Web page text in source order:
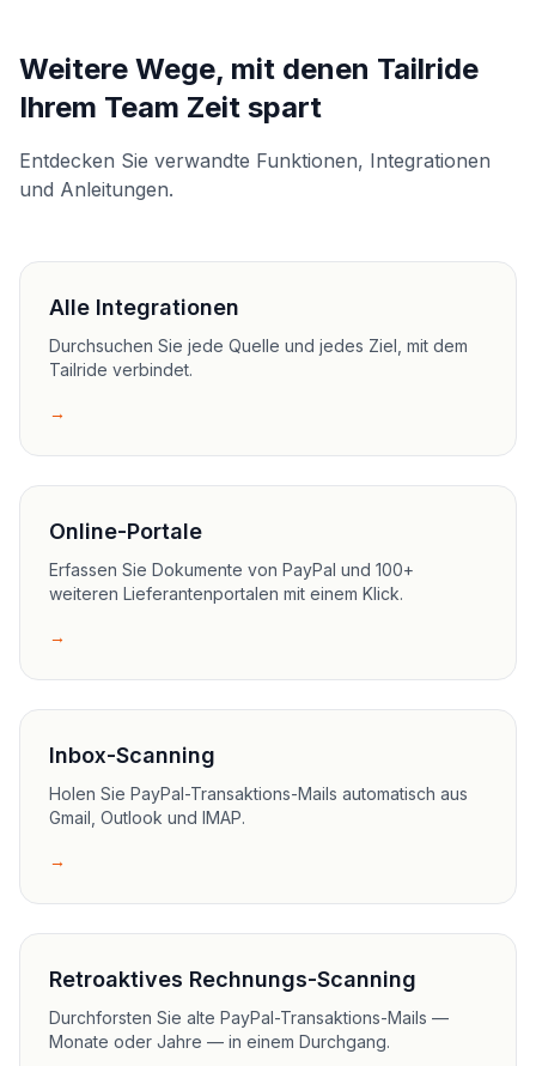
Weitere Wege, mit denen Tailride
Ihrem Team Zeit spart
Entdecken Sie verwandte Funktionen, Integrationen
und Anleitungen.
Alle Integrationen
Durchsuchen Sie jede Quelle und jedes Ziel, mit dem
Tailride verbindet.
→
Online-Portale
Erfassen Sie Dokumente von PayPal und 100+
weiteren Lieferantenportalen mit einem Klick.
→
Inbox-Scanning
Holen Sie PayPal-Transaktions-Mails automatisch aus
Gmail, Outlook und IMAP.
→
Retroaktives Rechnungs-Scanning
Durchforsten Sie alte PayPal-Transaktions-Mails —
Monate oder Jahre — in einem Durchgang.